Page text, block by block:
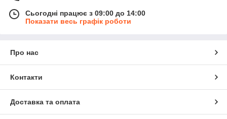
Сьогодні працює з 09:00 до 14:00
Показати весь графік роботи
Про нас
Контакти
Доставка та оплата